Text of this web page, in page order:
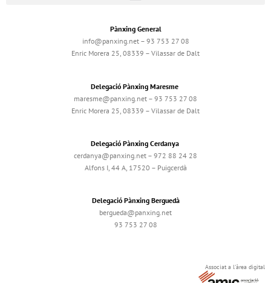
Pànxing General
info@panxing.net – 93 753 27 08
Enric Morera 25, 08339 – Vilassar de Dalt
Delegació Pànxing Maresme
maresme@panxing.net – 93 753 27 08
Enric Morera 25, 08339 – Vilassar de Dalt
Delegació Pànxing Cerdanya
cerdanya@panxing.net – 972 88 24 28
Alfons I, 44 A, 17520 – Puigcerdà
Delegació Pànxing Berguedà
bergueda@panxing.net
93 753 27 08
Associat a l'àrea digital